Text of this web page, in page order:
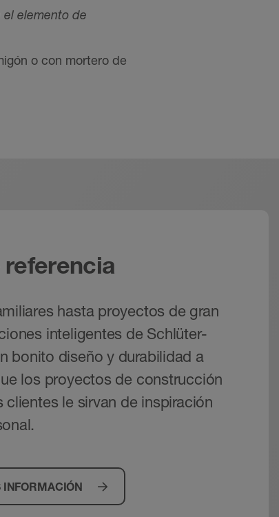
elemento de
o con mortero de
hasta proyectos de gran
inteligentes de Schlüter-
bonito diseño y durabilidad a
los proyectos de construcción
le sirvan de inspiración
INFORMACIÓN